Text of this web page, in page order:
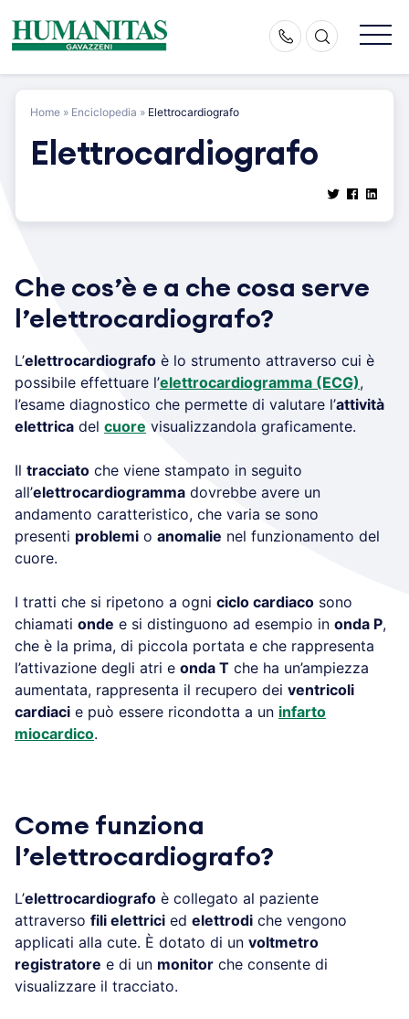
content
Home » Enciclopedia » Elettrocardiografo
Elettrocardiografo
Che cos’è e a che cosa serve
l’elettrocardiografo?
L’elettrocardiografo è lo strumento attraverso cui è
possibile effettuare l’elettrocardiogramma (ECG),
l’esame diagnostico che permette di valutare l’attività
elettrica del cuore visualizzandola graficamente.
Il tracciato che viene stampato in seguito
all’elettrocardiogramma dovrebbe avere un
andamento caratteristico, che varia se sono
presenti problemi o anomalie nel funzionamento del
cuore.
I tratti che si ripetono a ogni ciclo cardiaco sono
chiamati onde e si distinguono ad esempio in onda P,
che è la prima, di piccola portata e che rappresenta
l’attivazione degli atri e onda T che ha un’ampiezza
aumentata, rappresenta il recupero dei ventricoli
cardiaci e può essere ricondotta a un infarto
miocardico.
Come funziona
l’elettrocardiografo?
L’elettrocardiografo è collegato al paziente
attraverso fili elettrici ed elettrodi che vengono
applicati alla cute. È dotato di un voltmetro
registratore e di un monitor che consente di
visualizzare il tracciato.